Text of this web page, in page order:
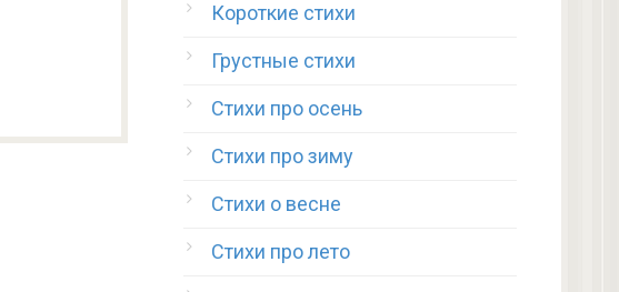
Короткие стихи
Грустные стихи
Стихи про осень
Стихи про зиму
Стихи о весне
Стихи про лето